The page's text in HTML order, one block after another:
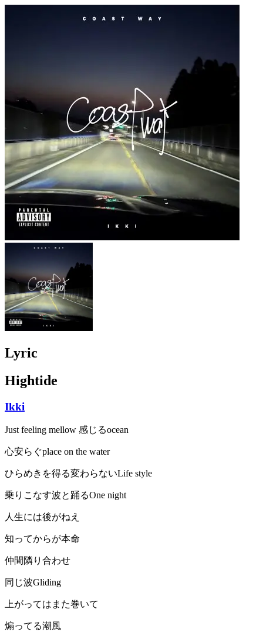
Lyric
Hightide
Ikki
Just feeling mellow 感じるocean
心安らぐplace on the water
ひらめきを得る変わらないLife style
乗りこなす波と踊るOne night
人生には後がねえ
知ってからが本命
仲間隣り合わせ
同じ波Gliding
上がってはまた巻いて
煽ってる潮風